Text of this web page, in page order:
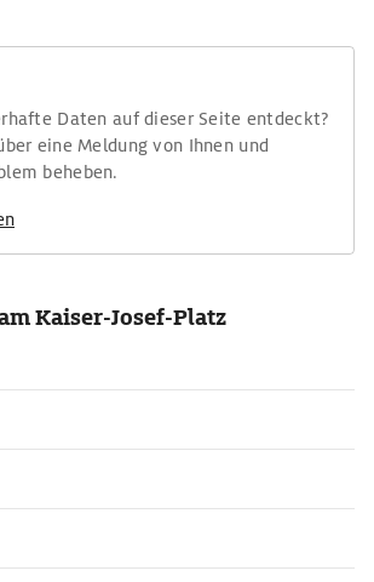
Daten auf dieser Seite entdeckt?
eine Meldung von Ihnen und
beheben.
Kaiser-Josef-Platz